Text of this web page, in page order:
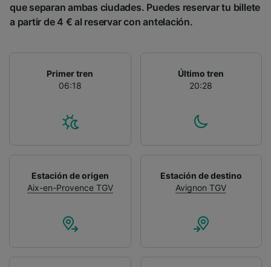
que separan ambas ciudades. Puedes reservar tu billete
a partir de 4 € al reservar con antelación.
Primer tren
06:18
Último tren
20:28
Estación de origen
Aix-en-Provence TGV
Estación de destino
Avignon TGV